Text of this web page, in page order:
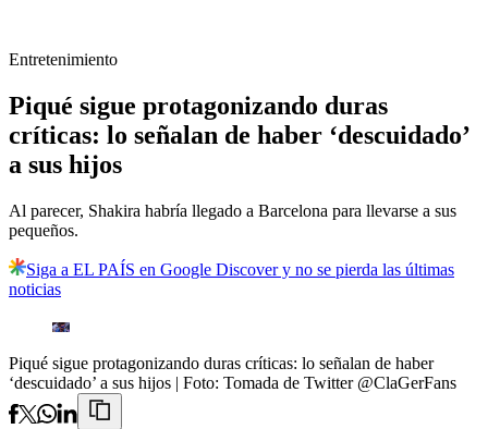
Entretenimiento
Piqué sigue protagonizando duras
críticas: lo señalan de haber ‘descuidado’
a sus hijos
Al parecer, Shakira habría llegado a Barcelona para llevarse a sus
pequeños.
Siga a EL PAÍS en Google Discover y no se pierda las últimas
noticias
Piqué sigue protagonizando duras críticas: lo señalan de haber
‘descuidado’ a sus hijos | Foto: Tomada de Twitter @ClaGerFans